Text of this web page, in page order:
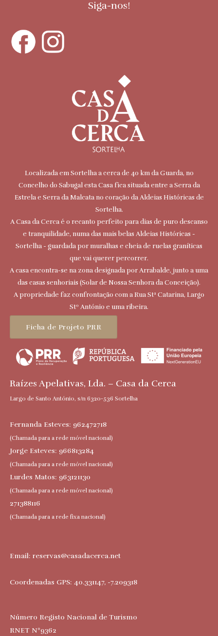
Siga-nos!
Localizada em Sortelha a cerca de 40 km da Guarda, no
Concelho do Sabugal esta Casa fica situada entre a Serra da
Estrela e Serra da Malcata no coração da Aldeias Históricas de
Sortelha.
A Casa da Cerca é o recanto perfeito para dias de puro descanso
e tranquilidade, numa das mais belas Aldeias Históricas -
Sortelha - guardada por muralhas e cheia de ruelas graníticas
que vai querer percorrer.
A casa encontra-se na zona designada por Arrabalde, junto a uma
das casas senhoriais (Solar de Nossa Senhora da Conceição).
A propriedade faz confrontação com a Rua Stª Catarina, Largo
Stº António e uma ribeira.
Ficha de Projeto PRR
Raízes Apelativas, Lda. – Casa da Cerca
Largo de Santo António, s/n 6320-536 Sortelha
Fernanda Esteves: 962472718
(Chamada para a rede móvel nacional)
Jorge Esteves: 966813284
(Chamada para a rede móvel nacional)
Lurdes Matos: 963121130
(Chamada para a rede móvel nacional)
271388116
(Chamada para a rede fixa nacional)
Email: reservas@casadacerca.net
Coordenadas GPS: 40.331147, -7.209318
Número Registo Nacional de Turismo
RNET Nº9362